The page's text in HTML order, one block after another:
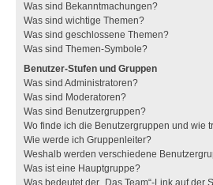
Was sind Bekanntmachungen?
Was sind wichtige Themen?
Was sind geschlossene Themen?
Was sind Themen-Symbole?
Benutzer-Stufen und Gruppen
Was sind Administratoren?
Was sind Moderatoren?
Was sind Benutzergruppen?
Wo finde ich die Benutzergruppen und wie
Wie werde ich Gruppenleiter?
Weshalb werden verschiedene
Was ist eine Hauptgruppe?
Was bedeutet der „Das Team“-Link auf der